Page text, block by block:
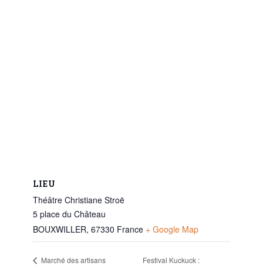
LIEU
Théâtre Christiane Stroë
5 place du Château
BOUXWILLER, 67330 France + Google Map
Marché des artisans
Festival Kuckuck :